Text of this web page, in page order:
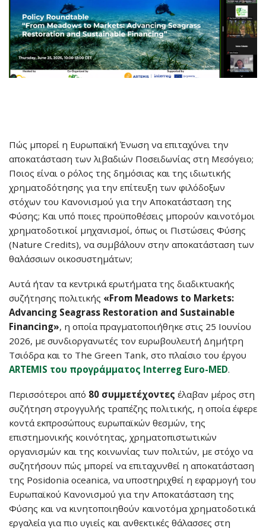
Πώς μπορεί η Ευρωπαϊκή Ένωση να επιταχύνει την
αποκατάσταση των λιβαδιών Ποσειδωνίας στη Μεσόγειο;
Ποιος είναι ο ρόλος της δημόσιας και της ιδιωτικής
χρηματοδότησης για την επίτευξη των φιλόδοξων
στόχων του Κανονισμού για την Αποκατάσταση της
Φύσης; Και υπό ποιες προϋποθέσεις μπορούν καινοτόμοι
χρηματοδοτικοί μηχανισμοί, όπως οι Πιστώσεις Φύσης
(Nature Credits), να συμβάλουν στην αποκατάσταση των
θαλάσσιων οικοσυστημάτων;
Αυτά ήταν τα κεντρικά ερωτήματα της διαδικτυακής
συζήτησης πολιτικής «From Meadows to Markets:
Advancing Seagrass Restoration and Sustainable
Financing», η οποία πραγματοποιήθηκε στις 25 Ιουνίου
2026, με συνδιοργανωτές τον ευρωβουλευτή Δημήτρη
Τσιόδρα και το The Green Tank, στο πλαίσιο του έργου
ARTEMIS του προγράμματος Interreg Euro-MED.
Περισσότεροι από 80 συμμετέχοντες έλαβαν μέρος στη
συζήτηση στρογγυλής τραπέζης πολιτικής, η οποία έφερε
κοντά εκπροσώπους ευρωπαϊκών θεσμών, της
επιστημονικής κοινότητας, χρηματοπιστωτικών
οργανισμών και της κοινωνίας των πολιτών, με στόχο να
συζητήσουν πώς μπορεί να επιταχυνθεί η αποκατάσταση
της Posidonia oceanica, να υποστηριχθεί η εφαρμογή του
Ευρωπαϊκού Κανονισμού για την Αποκατάσταση της
Φύσης και να κινητοποιηθούν καινοτόμα χρηματοδοτικά
εργαλεία για πιο υγιείς και ανθεκτικές θάλασσες στη